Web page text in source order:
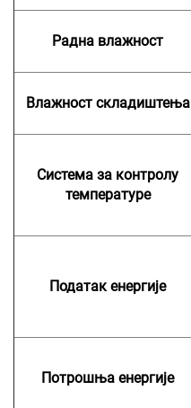
Радна влажност
Влажност складиштења
Система за контролу
температуре
Податак енергије
Потрошња енергије